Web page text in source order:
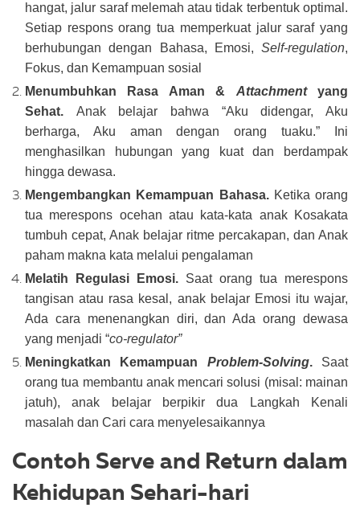
hangat, jalur saraf melemah atau tidak terbentuk optimal.
Setiap respons orang tua memperkuat jalur saraf yang
berhubungan dengan Bahasa, Emosi, Self-regulation,
Fokus, dan Kemampuan sosial
Menumbuhkan Rasa Aman & Attachmentyang
Sehat. Anak belajar bahwa “Aku didengar, Aku
berharga, Aku aman dengan orang tuaku.” Ini
menghasilkan hubungan yang kuat dan berdampak
hingga dewasa.
Mengembangkan Kemampuan Bahasa. Ketika orang
tua merespons ocehan atau kata-kata anak Kosakata
tumbuh cepat, Anak belajar ritme percakapan, dan Anak
paham makna kata melalui pengalaman
Melatih Regulasi Emosi. Saat orang tua merespons
tangisan atau rasa kesal, anak belajar Emosi itu wajar,
Ada cara menenangkan diri, dan Ada orang dewasa
yang menjadi “co-regulator”
Meningkatkan Kemampuan Problem-Solving. Saat
orang tua membantu anak mencari solusi (misal: mainan
jatuh), anak belajar berpikir dua Langkah Kenali
masalah dan Cari cara menyelesaikannya
Contoh Serve and Return dalam
Kehidupan Sehari-hari